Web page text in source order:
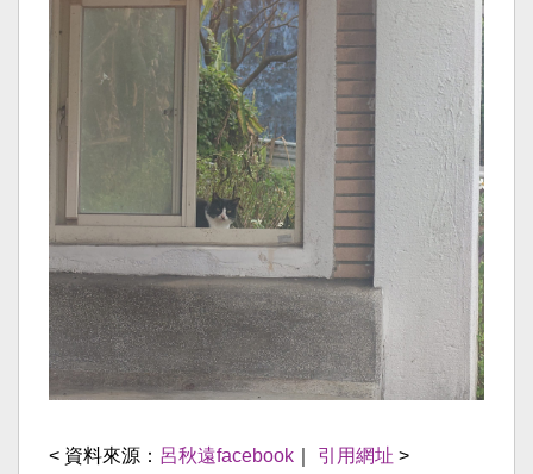
< 資料來源： 呂秋遠facebook 引用網址 >